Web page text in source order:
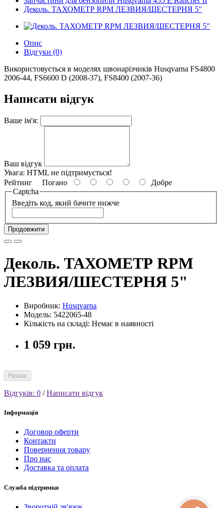
Деколь. ТАХОМЕТР RPM ЛЕЗВИЯ/ШЕСТЕРНЯ 5"
Опис
Відгуки (0)
Використовується в моделях швонарізчиків Husqvarna FS4800
2006-44, FS6600 D (2008-37), FS8400 (2007-36)
Написати відгук
Ваше ім'я:
Ваш відгук
Увага: HTML не підтримується!
Рейтинг Погано
Добре
Captcha
Введіть код, який бачите нижче
Продовжити
Деколь. ТАХОМЕТР RPM
ЛЕЗВИЯ/ШЕСТЕРНЯ 5"
Виробник: Husqvarna
Модель: 5422065-48
Кількість на складі: Немає в наявності
1 059 грн.
Немає
Відгуків: 0 /Написати відгук
Інформація
Договор оферти
Контакти
Повернення товару
Про нас
Доставка та оплата
Служба підтримки